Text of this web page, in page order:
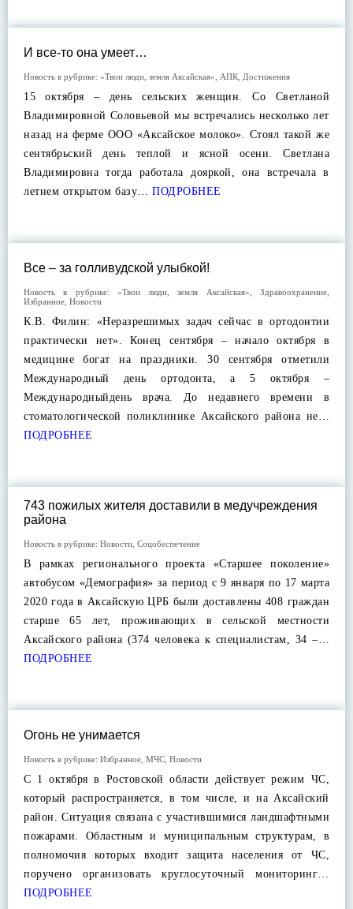
И все-то она умеет…
Новость в рубрике: «Твои люди, земля Аксайская» АПК Достижения
15 октября – день сельских женщин. Со Светланой
Владимировной Соловьевой мы встречались несколько лет
назад на ферме ООО «Аксайское молоко». Стоял такой же
сентябрьский день теплой и ясной осени. Светлана
Владимировна тогда работала дояркой, она встречала в
летнем открытом базу… ПОДРОБНЕЕ
Все – за голливудской улыбкой!
Новость в рубрике: «Твои люди, земля Аксайская» ,Здравоохранение
Избранное Новости
К.В. Филин: «Неразрешимых задач сейчас в ортодонтии
практически нет». Конец сентября – начало октября в
медицине богат на праздники. 30 сентября отметили
Международный день ортодонта, а 5 октября –
Международныйдень врача. До недавнего времени в
стоматологической поликлинике Аксайского района не…
ПОДРОБНЕЕ
743 пожилых жителя доставили в медучреждения
района
Новость в рубрике: Новости Соцобеспечение
В рамках регионального проекта «Старшее поколение»
автобусом «Демография» за период с 9 января по 17 марта
2020 года в Аксайскую ЦРБ были доставлены 408 граждан
старше 65 лет, проживающих в сельской местности
Аксайского района (374 человека к специалистам, 34 –…
ПОДРОБНЕЕ
Огонь не унимается
Новость в рубрике: Избранное МЧС Новости
С 1 октября в Ростовской области действует режим ЧС,
который распространяется, в том числе, и на Аксайский
район. Ситуация связана с участившимися ландшафтными
пожарами. Областным и муниципальным структурам, в
полномочия которых входит защита населения от ЧС,
поручено организовать круглосуточный мониторинг…
ПОДРОБНЕЕ